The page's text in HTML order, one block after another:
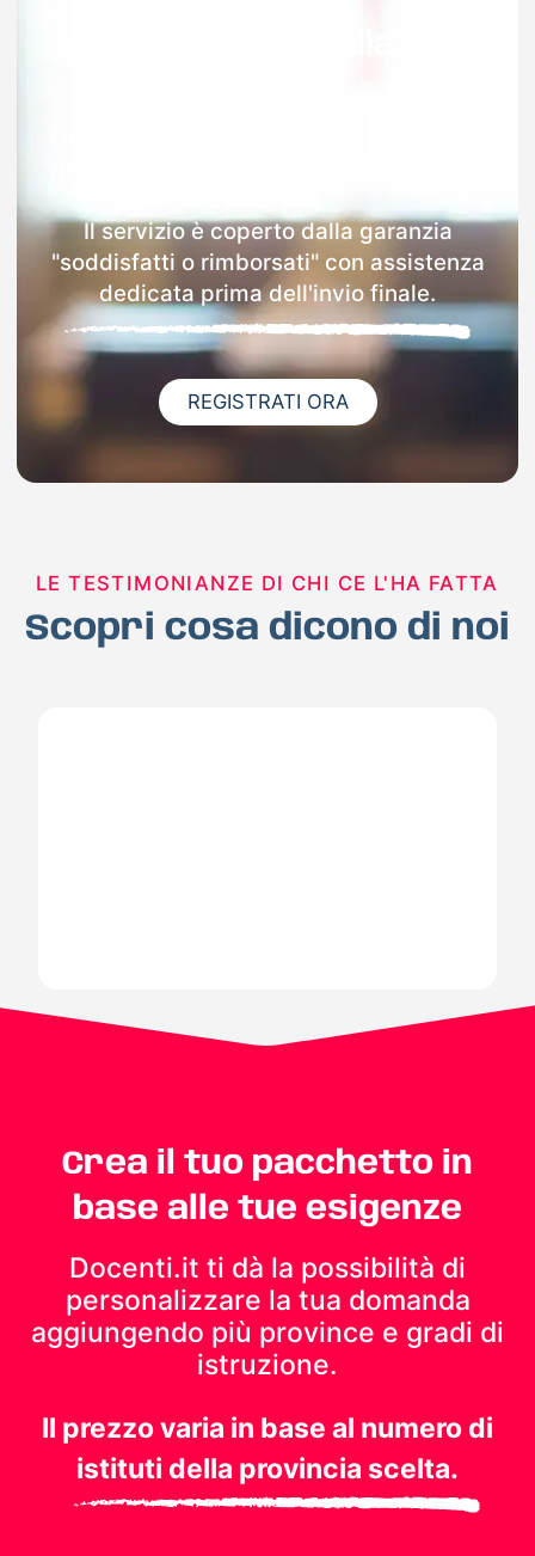
Il servizio è coperto dalla garanzia
"soddisfatti o rimborsati" con assistenza
dedicata prima dell'invio finale.
REGISTRATI ORA
LE TESTIMONIANZE DI CHI CE L'HA FATTA
Scopri cosa dicono di noi
Crea il tuo pacchetto in
base alle tue esigenze
Docenti.it ti dà la possibilità di
personalizzare la tua domanda
aggiungendo più province e gradi di
istruzione.
Il prezzo varia in base al numero di
istituti della provincia scelta.